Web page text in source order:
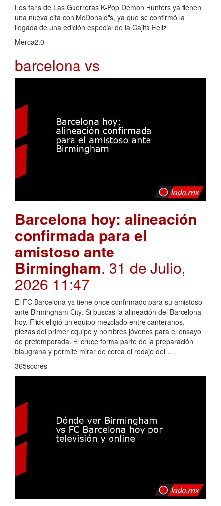
Los fans de Las Guerreras K-Pop Demon Hunters ya tienen
una nueva cita con McDonald"s, ya que se confirmó la
llegada de una edición especial de la Cajita Feliz
Merca2.0
barcelona vs
Barcelona hoy: alineación
confirmada para el
amistoso ante
Birmingham. 31 de Julio,
2026 11:47
El FC Barcelona ya tiene once confirmado para su amistoso
ante Birmingham City. Si buscas la alineación del Barcelona
hoy, Flick eligió un equipo mezclado entre canteranos,
piezas del primer equipo y nombres jóvenes para el ensayo
de pretemporada. El cruce forma parte de la preparación
blaugrana y permite mirar de cerca el rodaje del …
365scores